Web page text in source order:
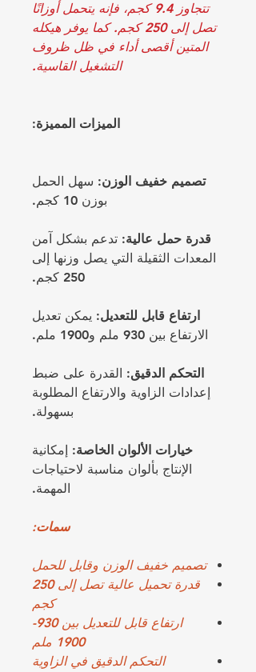
تتجاوز 9.4 كجم، فإنه يتحمل أوزانًا
تصل إلى 250 كجم. كما يوفر هيكله
المتين أقصى أداء في ظل ظروف
التشغيل القاسية.
الميزات المميزة:
تصميم خفيف الوزن: سهل الحمل
بوزن 10 كجم.
قدرة حمل عالية: تدعم بشكل آمن
المعدات الثقيلة التي يصل وزنها إلى
250 كجم.
ارتفاع قابل للتعديل: يمكن تعديل
الارتفاع بين 930 ملم و1900 ملم.
التحكم الدقيق: القدرة على ضبط
إعدادات الزاوية والارتفاع المطلوبة
بسهولة.
خيارات الألوان الخاصة: إمكانية
الإنتاج بألوان مناسبة لاحتياجات
المهمة.
سمات:
تصميم خفيف الوزن وقابل للحمل
قدرة تحميل عالية تصل إلى 250
كجم
ارتفاع قابل للتعديل بين 930-
1900 ملم
التحكم الدقيق في الزاوية